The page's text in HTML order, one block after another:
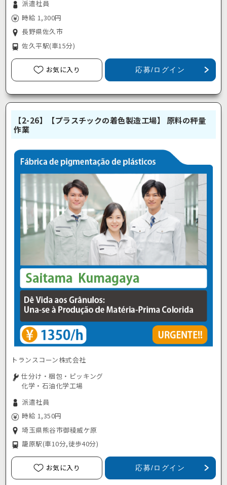
派遣社員
時給 1,300円
長野県佐久市
佐久平駅(車15分)
お気に入り 応募/ログイン
【2-26】【プラスチックの着色製造工場】 原料の秤量
作業
トランスコーン株式会社
仕分け・梱包・ピッキング
化学・石油化学工場
派遣社員
時給 1,350円
埼玉県熊谷市御稜威ケ原
籠原駅(車10分,徒歩40分)
お気に入り 応募/ログイン